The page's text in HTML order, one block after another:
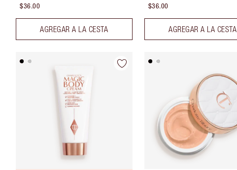
$36.00
AGREGAR A LA CESTA
$36.00
AGREGAR A LA CESTA